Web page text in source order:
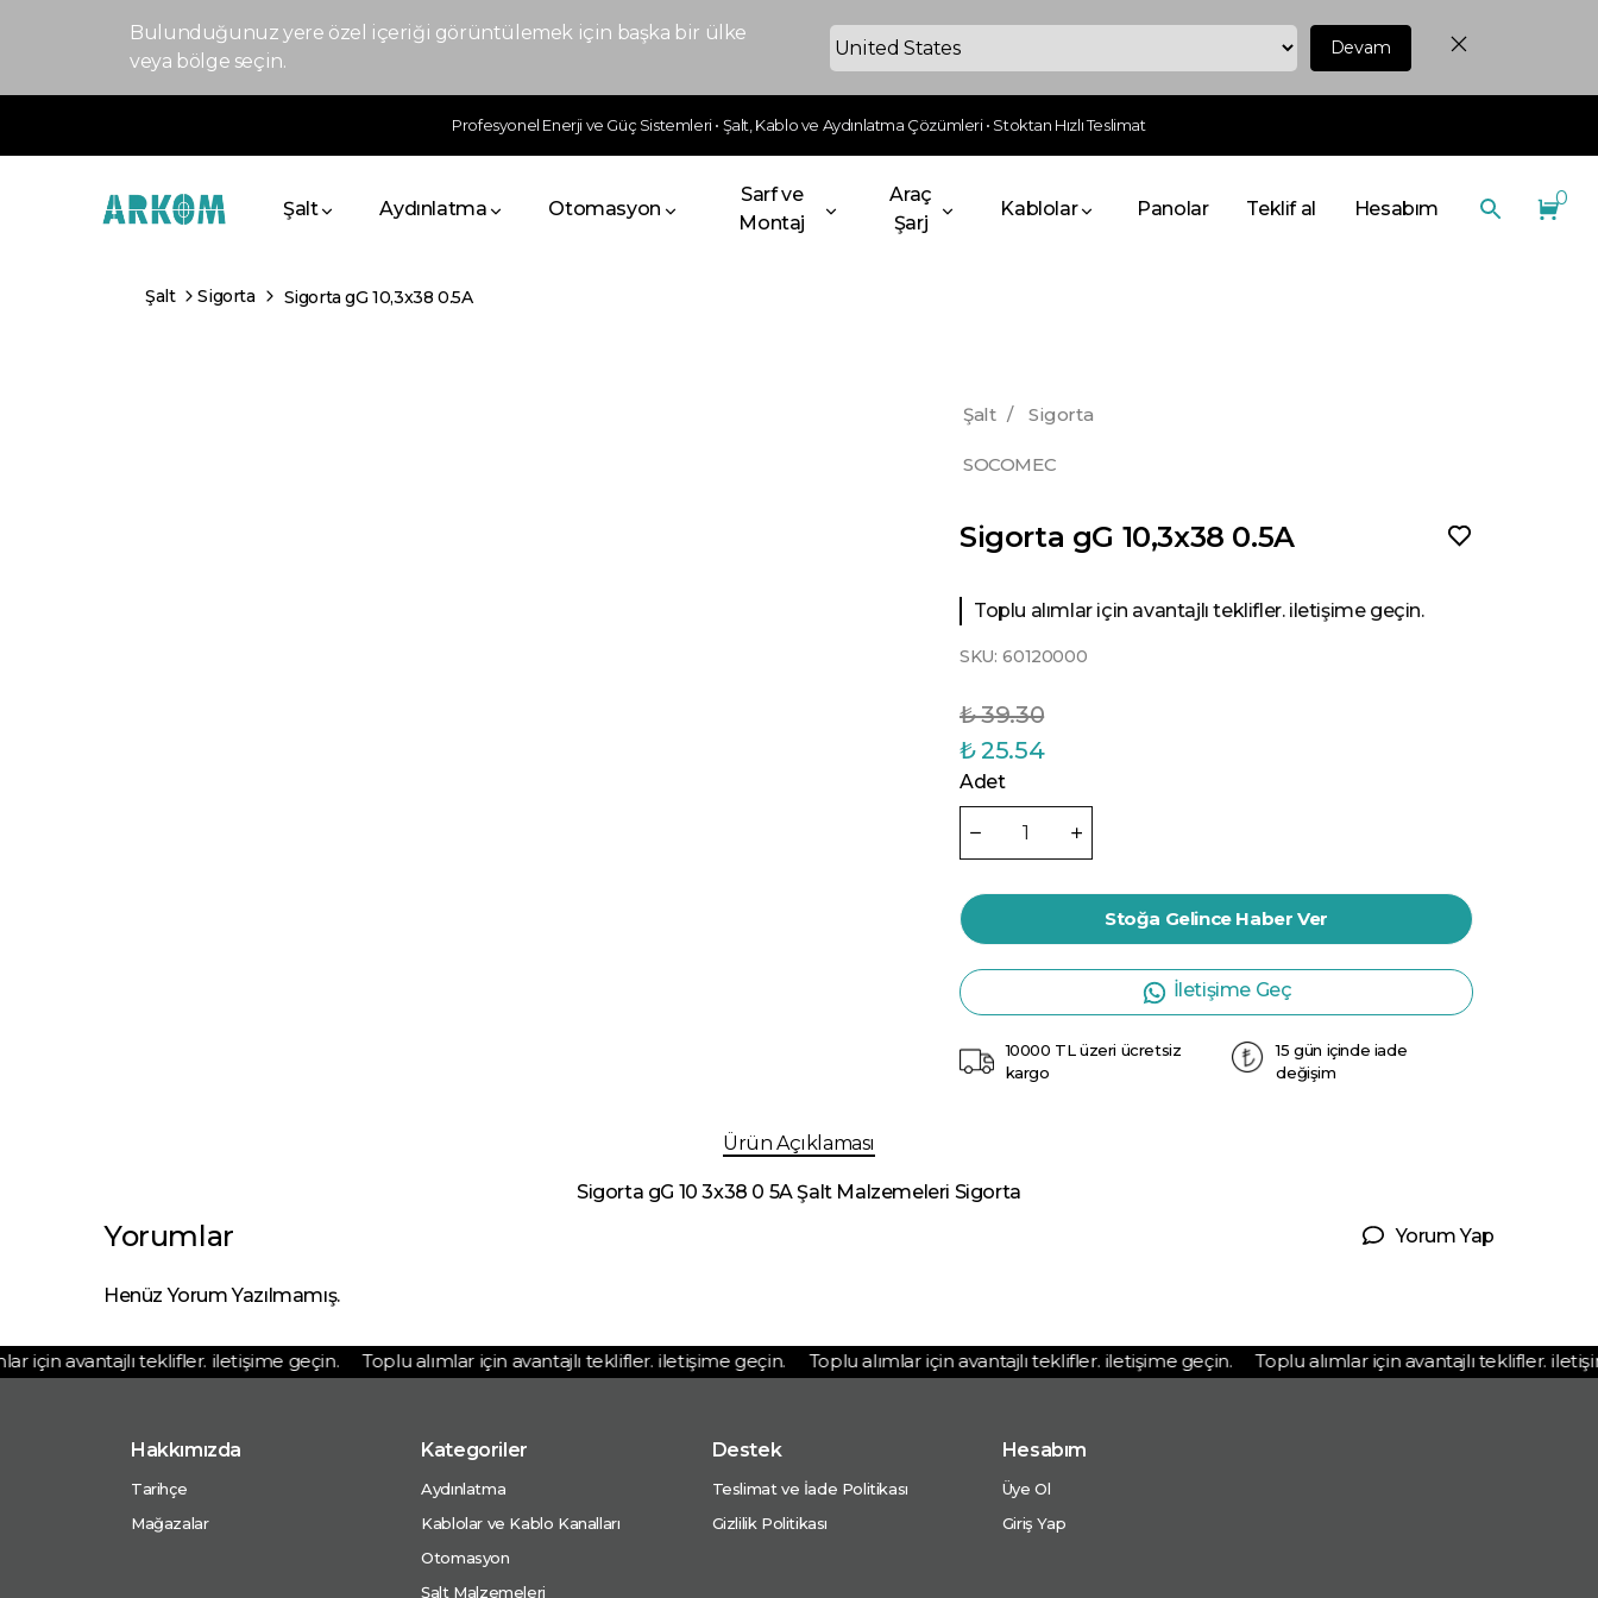
Bulunduğunuz yere özel içeriği görüntülemek için başka bir ülke
veya bölge seçin.
Devam
Profesyonel Enerji ve Güç Sistemleri • Şalt, Kablo ve Aydınlatma Çözümleri • Stoktan Hızlı Teslimat
Şalt Aydınlatma Otomasyon
Sarf ve
Montaj
Araç
Şarj
Kablolar Panolar Teklif al Hesabım 0
Şalt Sigorta Sigorta gG 10,3x38 0.5A
Şalt / Sigorta
SOCOMEC
Sigorta gG 10,3x38 0.5A
Toplu alımlar için avantajlı teklifler. iletişime geçin.
SKU: 60120000
₺ 39.30
₺ 25.54
Adet
Stoğa Gelince Haber Ver
İletişime Geç
10000 TL üzeri ücretsiz
kargo
15 gün içinde iade
değişim
Ürün Açıklaması
Sigorta gG 10 3x38 0 5A Şalt Malzemeleri Sigorta
Yorumlar Yorum Yap
Henüz Yorum Yazılmamış.
için avantajlı teklifler. iletişime geçin. Toplu alımlar için avantajlı teklifler. iletişime geçin. Toplu alımlar için avantajlı teklifler. iletişime geçin. Toplu alımlar için avantajlı teklifler.
Hakkımızda
Tarihçe
Mağazalar
Kategoriler
Aydınlatma
Kablolar ve Kablo Kanalları
Otomasyon
Şalt Malzemeleri
Destek
Teslimat ve İade Politikası
Gizlilik Politikası
Hesabım
Üye Ol
Giriş Yap